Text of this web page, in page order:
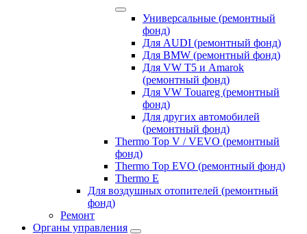
Универсальные (ремонтный
фонд)
Для AUDI (ремонтный фонд)
Для BMW (ремонтный фонд)
Для VW T5 и Amarok
(ремонтный фонд)
Для VW Touareg (ремонтный
фонд)
Для других автомобилей
(ремонтный фонд)
Thermo Top V / VEVO (ремонтный
фонд)
Thermo Top EVO (ремонтный фонд)
Thermo E
Для воздушных отопителей (ремонтный
фонд)
Ремонт
Органы управления